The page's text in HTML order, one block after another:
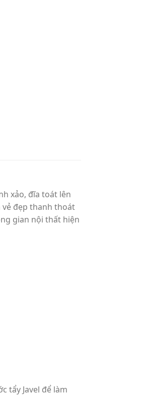
xảo, đĩa toát lên
vẻ đẹp thanh thoát
gian nội thất hiện
tẩy Javel để làm